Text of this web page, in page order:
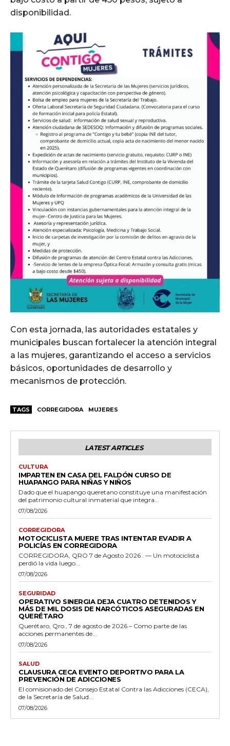
disponibilidad.
Con esta jornada, las autoridades estatales y
municipales buscan fortalecer la atención integral
a las mujeres, garantizando el acceso a servicios
básicos, oportunidades de desarrollo y
mecanismos de protección.
TAGS CORREGIDORA MUJERES
LATEST ARTICLES
CULTURA
IMPARTEN EN CASA DEL FALDÓN CURSO DE
HUAPANGO PARA NIÑAS Y NIÑOS
Dado que el huapango queretano constituye una manifestación
del patrimonio cultural inmaterial que integra...
07/08/2026
CORREGIDORA
MOTOCICLISTA MUERE TRAS INTENTAR EVADIR A
POLICÍAS EN CORREGIDORA
CORREGIDORA, QRO 7 de Agosto 2026 . — Un motociclista
perdió la vida luego...
07/08/2026
SEGURIDAD
OPERATIVO SINERGIA DEJA CUATRO DETENIDOS Y
MÁS DE MIL DOSIS DE NARCÓTICOS ASEGURADAS EN
QUERÉTARO
Querétaro, Qro., 7 de agosto de 2026.– Como parte de las
acciones permanentes de...
07/08/2026
SALUD
CLAUSURA CECA EVENTO DEPORTIVO PARA LA
PREVENCIÓN DE ADICCIONES
El comisionado del Consejo Estatal Contra las Adicciones (CECA),
de la Secretaría de Salud...
07/08/2026